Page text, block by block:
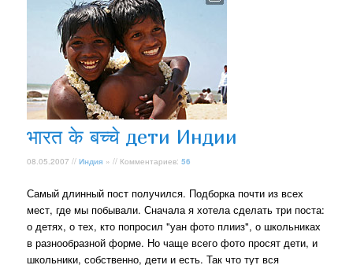
भारत के बच्चे дети Индии
08.05.2007 //Индия » // Комментариев:56
Самый длинный пост получился. Подборка почти из всех
мест, где мы побывали. Сначала я хотела сделать три поста:
о детях, о тех, кто попросил "уан фото плииз", о школьниках
в разнообразной форме. Но чаще всего фото просят дети, и
школьники, собственно, дети и есть. Так что тут вся